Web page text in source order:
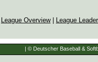
League Overview| League
| © Deutscher Baseball &